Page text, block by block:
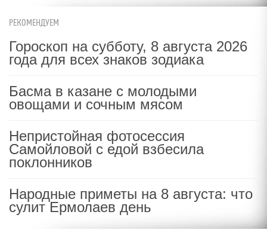
РЕКОМЕНДУЕМ
Гороскоп на субботу, 8 августа 2026
года для всех знаков зодиака
Басма в казане с молодыми
овощами и сочным мясом
Непристойная фотосессия
Самойловой с едой взбесила
поклонников
Народные приметы на 8 августа: что
сулит Ермолаев день